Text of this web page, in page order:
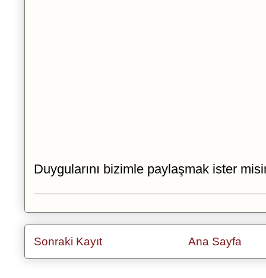
Duygularını bizimle paylaşmak ister
Sonraki Kayıt Ana Sayfa